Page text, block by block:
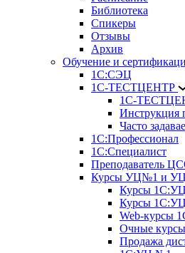
Библиотека
Спикеры
Отзывы
Архив
Обучение и
1С:СЭЦ
1С-ТЕСТЦЕНТР
1С-
Инструкция
Часто
1С:Профессионал
1С:Специалист
Преподаватель
Курсы УЦ№1 и
Курсы
Курсы
Web-курсы
Очные
Продажа